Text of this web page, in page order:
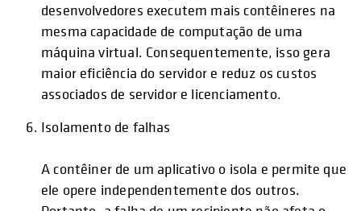
desenvolvedores executem mais contêineres na
mesma capacidade de computação de uma
máquina virtual. Consequentemente, isso gera
maior eficiência do servidor e reduz os custos
associados de servidor e licenciamento.
Isolamento de falhas
A contêiner de um aplicativo o isola e permite que
ele opere independentemente dos outros.